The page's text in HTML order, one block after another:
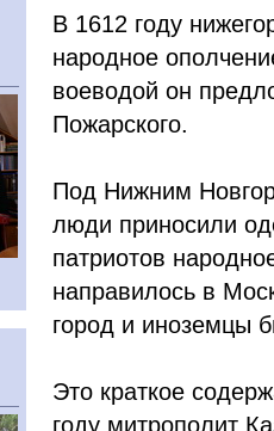
В 1612 году
народное
воеводой он
Пожарского.
Под Нижним
люди приносили
патриотов
направилось в
город и иноземцы
Это краткое
году митрополит